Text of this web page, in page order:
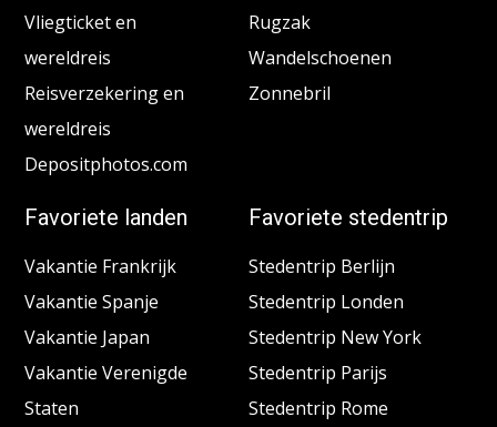
Vliegticket en
wereldreis
Reisverzekering en
wereldreis
Depositphotos.com
Rugzak
Wandelschoenen
Zonnebril
Favoriete landen
Vakantie Frankrijk
Vakantie Spanje
Vakantie Japan
Vakantie Verenigde
Staten
Favoriete stedentrip
Stedentrip Berlijn
Stedentrip Londen
Stedentrip New York
Stedentrip Parijs
Stedentrip Rome